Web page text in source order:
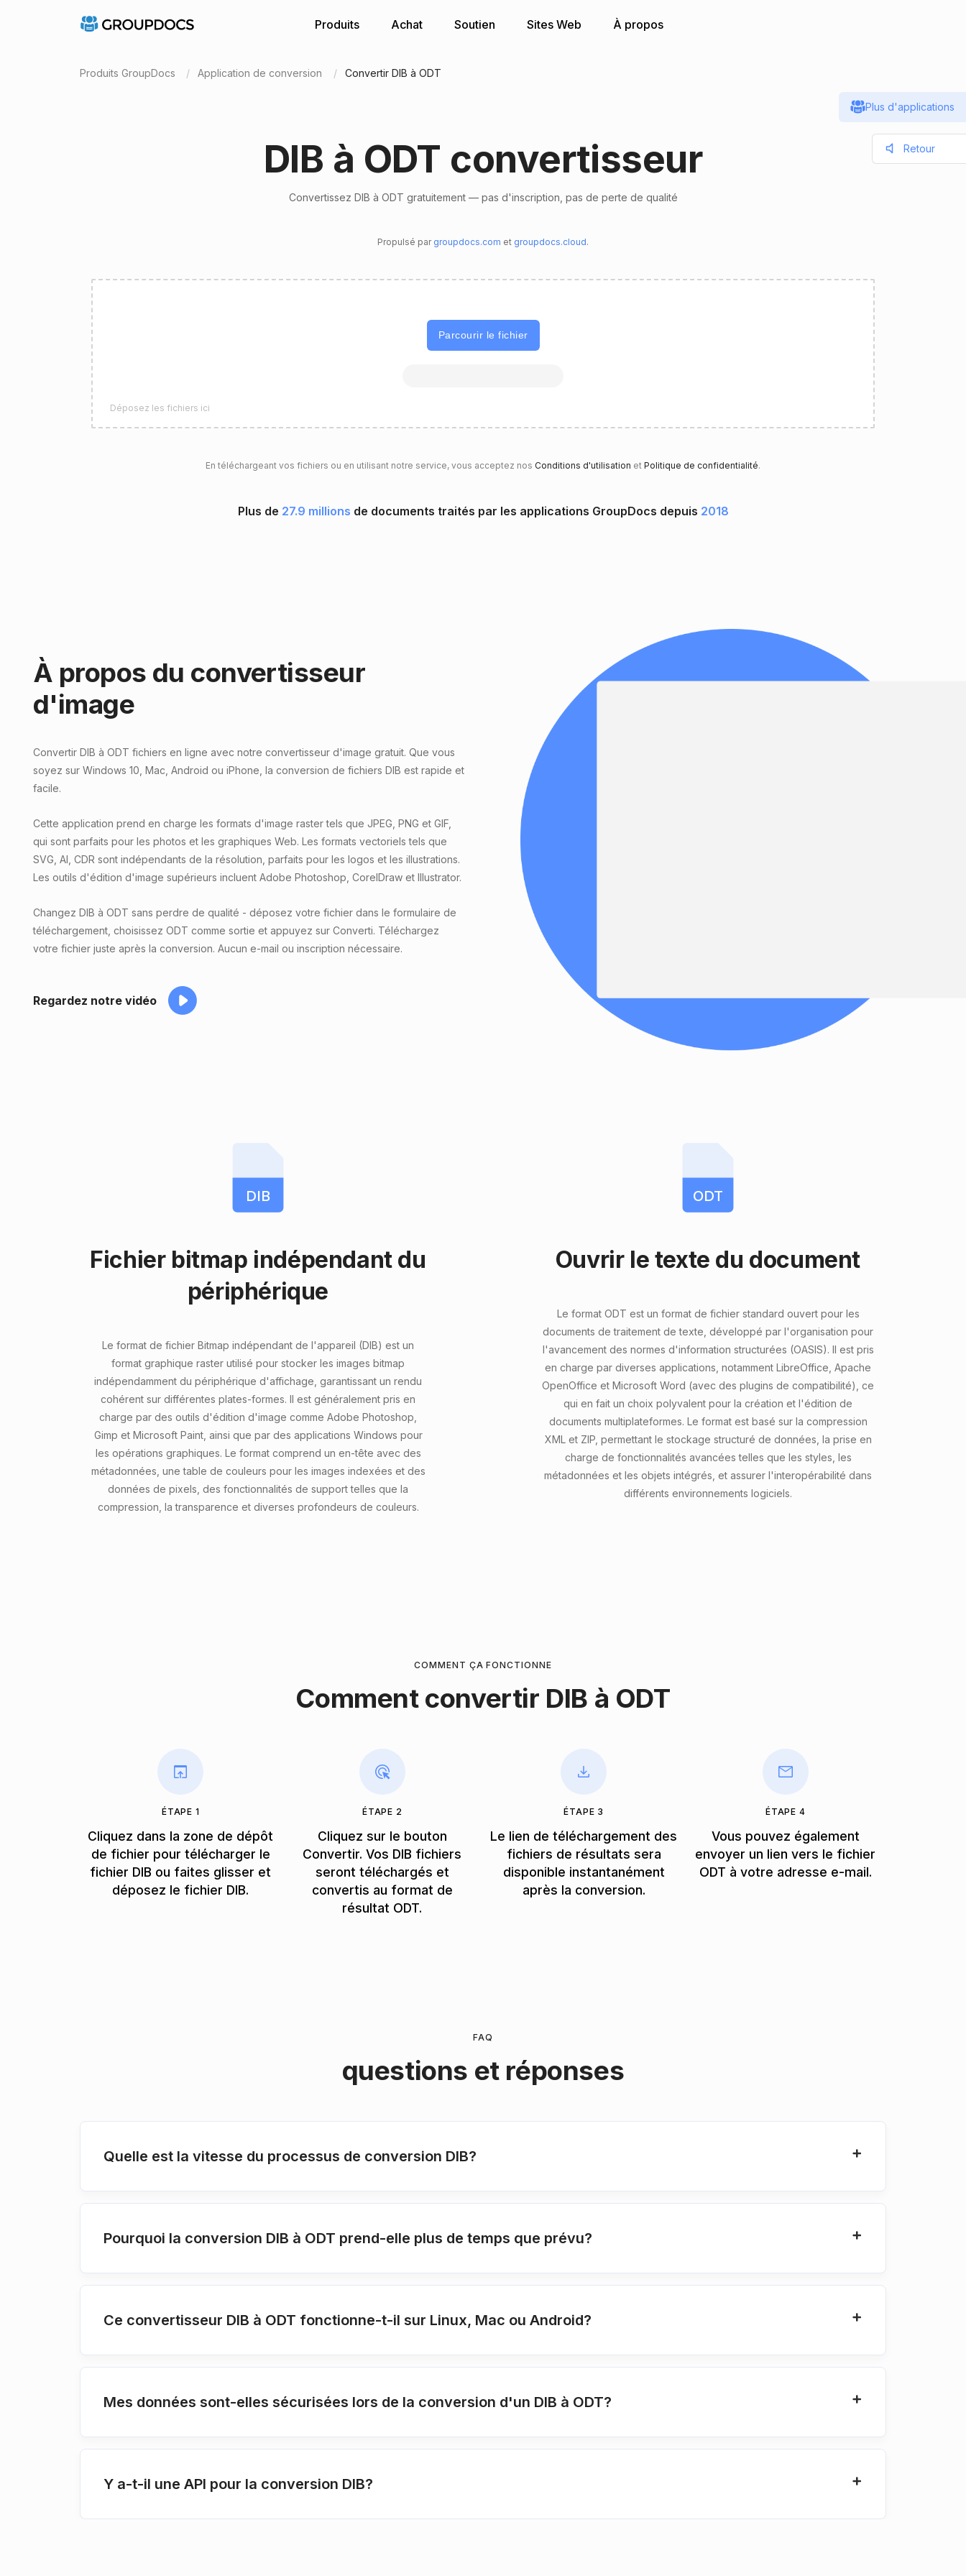
Produits Achat Soutien Sites Web À propos
Produits GroupDocs Application de conversion Convertir DIB à ODT
DIB à ODT convertisseur
Convertissez DIB à ODT gratuitement — pas d'inscription, pas de perte de qualité
Propulsé par groupdocs.com et groupdocs.cloud.
Parcourir le fichier
Déposez les fichiers ici
En téléchargeant vos fichiers ou en utilisant notre service, vous acceptez nos Conditions d'utilisation et Politique de confidentialité.
Plus de 27.9 millions de documents traités par les applications GroupDocs depuis 2018
À propos du convertisseur
d'image
Convertir DIB à ODT fichiers en ligne avec notre convertisseur d'image gratuit. Que vous
soyez sur Windows 10, Mac, Android ou iPhone, la conversion de fichiers DIB est rapide et
facile.
Cette application prend en charge les formats d'image raster tels que JPEG, PNG et GIF,
qui sont parfaits pour les photos et les graphiques Web. Les formats vectoriels tels que
SVG, AI, CDR sont indépendants de la résolution, parfaits pour les logos et les illustrations.
Les outils d'édition d'image supérieurs incluent Adobe Photoshop, CorelDraw et Illustrator.
Changez DIB à ODT sans perdre de qualité - déposez votre fichier dans le formulaire de
téléchargement, choisissez ODT comme sortie et appuyez sur Converti. Téléchargez
votre fichier juste après la conversion. Aucun e-mail ou inscription nécessaire.
Regardez notre vidéo
DIB
Fichier bitmap indépendant du
périphérique
Le format de fichier Bitmap indépendant de l'appareil (DIB) est un
format graphique raster utilisé pour stocker les images bitmap
indépendamment du périphérique d'affichage, garantissant un rendu
cohérent sur différentes plates-formes. Il est généralement pris en
charge par des outils d'édition d'image comme Adobe Photoshop,
Gimp et Microsoft Paint, ainsi que par des applications Windows pour
les opérations graphiques. Le format comprend un en-tête avec des
métadonnées, une table de couleurs pour les images indexées et des
données de pixels, des fonctionnalités de support telles que la
compression, la transparence et diverses profondeurs de couleurs.
ODT
Ouvrir le texte du document
Le format ODT est un format de fichier standard ouvert pour les
documents de traitement de texte, développé par l'organisation pour
l'avancement des normes d'information structurées (OASIS). Il est pris
en charge par diverses applications, notamment LibreOffice, Apache
OpenOffice et Microsoft Word (avec des plugins de compatibilité), ce
qui en fait un choix polyvalent pour la création et l'édition de
documents multiplateformes. Le format est basé sur la compression
XML et ZIP, permettant le stockage structuré de données, la prise en
charge de fonctionnalités avancées telles que les styles, les
métadonnées et les objets intégrés, et assurer l'interopérabilité dans
différents environnements logiciels.
COMMENT ÇA FONCTIONNE
Comment convertir DIB à ODT
ÉTAPE 1
Cliquez dans la zone de dépôt
de fichier pour télécharger le
fichier DIB ou faites glisser et
déposez le fichier DIB.
ÉTAPE 2
Cliquez sur le bouton
Convertir. Vos DIB fichiers
seront téléchargés et
convertis au format de
résultat ODT.
ÉTAPE 3
Le lien de téléchargement des
fichiers de résultats sera
disponible instantanément
après la conversion.
ÉTAPE 4
Vous pouvez également
envoyer un lien vers le fichier
ODT à votre adresse e-mail.
FAQ
questions et réponses
Quelle est la vitesse du processus de conversion DIB?
Pourquoi la conversion DIB à ODT prend-elle plus de temps que prévu?
Ce convertisseur DIB à ODT fonctionne-t-il sur Linux, Mac ou Android?
Mes données sont-elles sécurisées lors de la conversion d'un DIB à ODT?
Y a-t-il une API pour la conversion DIB?
Plus d'applications
Retour